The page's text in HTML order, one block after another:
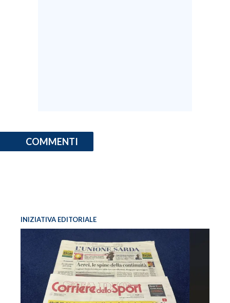
COMMENTI
INIZIATIVA EDITORIALE